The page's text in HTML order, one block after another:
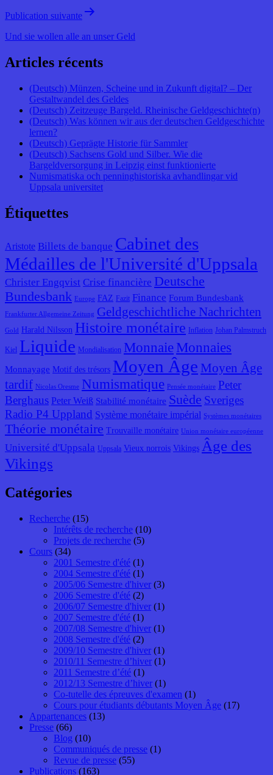
Publication suivante
Und sie wollen alle an unser Geld
Articles récents
(Deutsch) Münzen, Scheine und in Zukunft digital? – Der
Gestaltwandel des Geldes
(Deutsch) Zeitzeuge Bargeld. Rheinische Geldgeschichte(n)
(Deutsch) Was können wir aus der deutschen Geldgeschichte
lernen?
(Deutsch) Geprägte Historie für Sammler
(Deutsch) Sachsens Gold und Silber. Wie die
Bargeldversorgung in Leipzig einst funktionierte
Numismatiska och penninghistoriska avhandlingar vid
Uppsala universitet
Étiquettes
Aristote Billets de banque Cabinet des
Médailles de l'Université d'Uppsala
Christer Engqvist Crise financière Deutsche
Bundesbank
Europe FAZ Fazit Finance Forum Bundesbank
Frankfurter Allgemeine Zeitung Geldgeschichtliche Nachrichten
Gold Harald Nilsson Histoire monétaire Inflation Johan Palmstruch
Kiel Liquide Mondialisation Monnaie Monnaies
Monnayage Motif des trésors Moyen Âge Moyen Âge
tardif Nicolas Oresme Numismatique Pensée monétaire Peter
Berghaus Peter Weiß Stabilité monétaire Suède Sveriges
Radio P4 Uppland Système monétaire impérial Systèmes monétaires
Théorie monétaire Trouvaille monétaire Union monétaire européenne
Université d'Uppsala Uppsala Vieux norrois Vikings Âge des
Vikings
Catégories
Recherche (15)
Intérêts de recherche (10)
Projets de recherche (5)
Cours (34)
2001 Semestre d'été (1)
2004 Semestre d'été (1)
2005/06 Semestre d'hiver (3)
2006 Semestre d'été (2)
2006/07 Semestre d'hiver (1)
2007 Semestre d'été (1)
2007/08 Semestre d'hiver (1)
2008 Semestre d'été (2)
2009/10 Semestre d'hiver (1)
2010/11 Semestre d’hiver (1)
2011 Semestre d’été (1)
2012/13 Semestre d’hiver (1)
Co-tutelle des épreuves d'examen (1)
Cours pour étudiants débutants Moyen Âge (17)
Appartenances (13)
Presse (66)
Blog (10)
Communiqués de presse (1)
Revue de presse (55)
Publications (163)